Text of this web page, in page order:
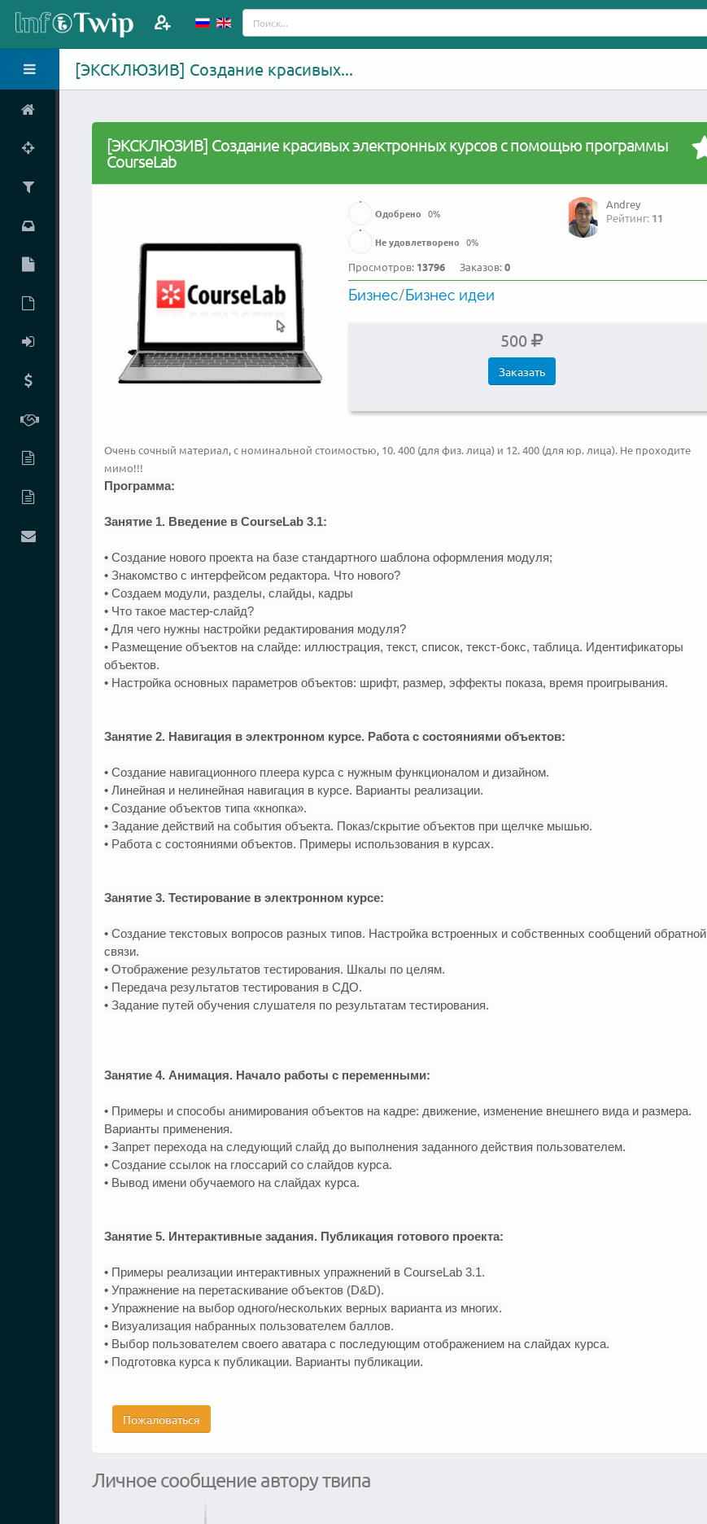
[ЭКСКЛЮЗИВ] Создание красивых...
[ЭКСКЛЮЗИВ] Создание красивых электронных курсов с помощью программы
CourseLab
Andrey
Рейтинг: 11
Одобрено 0%
Не удовлетворено 0%
Просмотров: 13796 Заказов:0
Бизнес/Бизнес идеи
500
Заказать
Очень сочный материал, с номинальной стоимостью, 10. 400 (для физ. лица) и 12. 400 (для юр. лица). Не проходите
мимо!!!
Программа:
Занятие 1. Введение в CourseLab 3.1:
• Создание нового проекта на базе стандартного шаблона оформления модуля;
• Знакомство с интерфейсом редактора. Что нового?
• Создаем модули, разделы, слайды, кадры
• Что такое мастер-слайд?
• Для чего нужны настройки редактирования модуля?
• Размещение объектов на слайде: иллюстрация, текст, список, текст-бокс, таблица. Идентификаторы
объектов.
• Настройка основных параметров объектов: шрифт, размер, эффекты показа, время проигрывания.
Занятие 2. Навигация в электронном курсе. Работа с состояниями объектов:
• Создание навигационного плеера курса с нужным функционалом и дизайном.
• Линейная и нелинейная навигация в курсе. Варианты реализации.
• Создание объектов типа «кнопка».
• Задание действий на события объекта. Показ/скрытие объектов при щелчке мышью.
• Работа с состояниями объектов. Примеры использования в курсах.
Занятие 3. Тестирование в электронном курсе:
• Создание текстовых вопросов разных типов. Настройка встроенных и собственных сообщений обратной
связи.
• Отображение результатов тестирования. Шкалы по целям.
• Передача результатов тестирования в СДО.
• Задание путей обучения слушателя по результатам тестирования.
Занятие 4. Анимация. Начало работы с переменными:
• Примеры и способы анимирования объектов на кадре: движение, изменение внешнего вида и размера.
Варианты применения.
• Запрет перехода на следующий слайд до выполнения заданного действия пользователем.
• Создание ссылок на глоссарий со слайдов курса.
• Вывод имени обучаемого на слайдах курса.
Занятие 5. Интерактивные задания. Публикация готового проекта:
• Примеры реализации интерактивных упражнений в CourseLab 3.1.
• Упражнение на перетаскивание объектов (D&D).
• Упражнение на выбор одного/нескольких верных варианта из многих.
• Визуализация набранных пользователем баллов.
• Выбор пользователем своего аватара с последующим отображением на слайдах курса.
• Подготовка курса к публикации. Варианты публикации.
Пожаловаться
Личное сообщение автору твипа